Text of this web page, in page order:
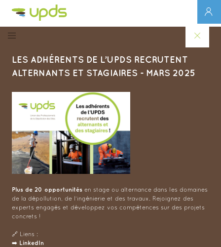
LES ADHÉRENTS DE L’UPDS RECRUTENT
ALTERNANTS ET STAGIAIRES - MARS 2025
Plus de 20 opportunités en stage ou alternance dans les domaines
de la dépollution, de l’ingénierie et des travaux. Rejoignez des
experts engagés et développez vos compétences sur des projets
concrets !
🔗 Liens :
➡️
LinkedIn